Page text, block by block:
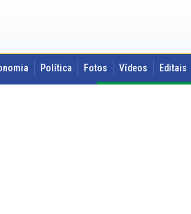
Política Fotos Vídeos Editais